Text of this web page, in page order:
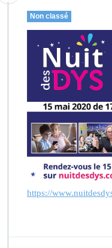
Non classé
https://